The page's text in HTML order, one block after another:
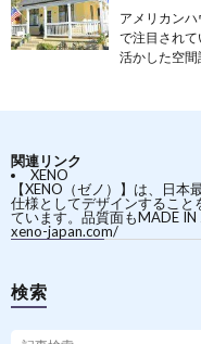
アメリカン
で注目され
活かした空
関連リンク
XENO
【XENO（ゼノ）】は、日
仕様としてデザインするこ
ています。品質面もMADE IN
xeno-japan.com/
検索